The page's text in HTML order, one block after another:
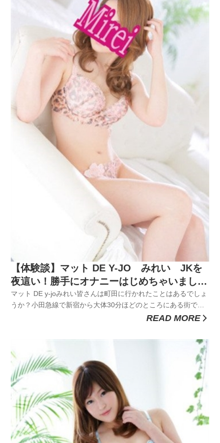
【体験談】マット DE Y-JO みれい JKを
夜這い！勝手にオナニーはじめちゃいました
ｗ
マット DE y-joみれい皆さんは町田に行かれたことはあるでしょ
うか？小田急線で新宿から大体30分ほどのところにある街で
す。駅周辺はかなり栄えていますが、少しごちゃごちゃしてい
れており、キャバやホストなどが軒を連ねているなかなか面白
い街でもあ...
READ MORE